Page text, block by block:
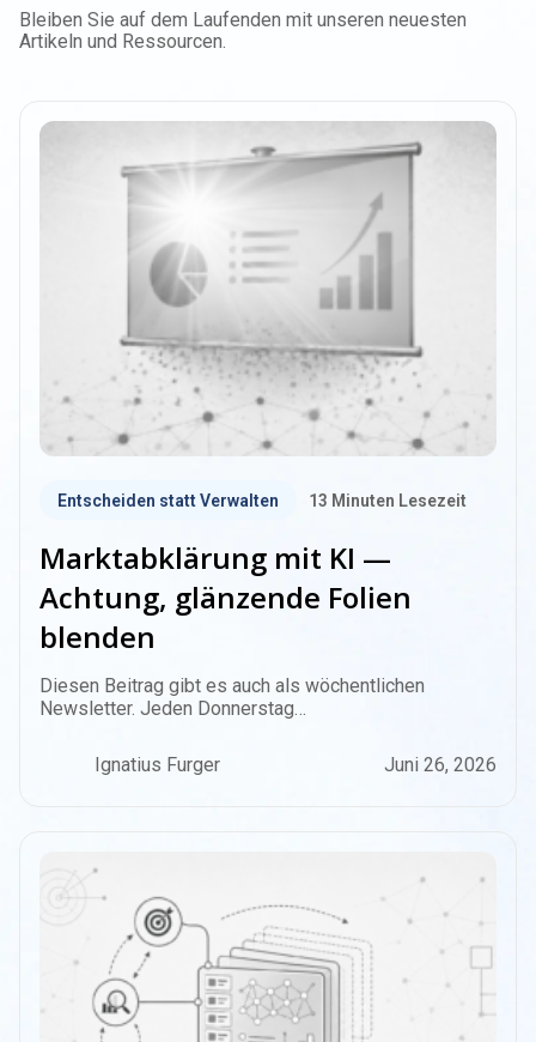
Bleiben Sie auf dem Laufenden mit unseren neuesten
Artikeln und Ressourcen.
Entscheiden statt Verwalten 13 Minuten Lesezeit
Marktabklärung mit KI —
Achtung, glänzende Folien
blenden
Diesen Beitrag gibt es auch als wöchentlichen
Newsletter. Jeden Donnerstag…
Ignatius Furger Juni 26, 2026